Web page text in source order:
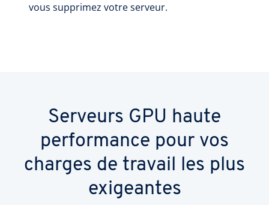
vous supprimez votre serveur.
Serveurs GPU haute
performance pour vos
charges de travail les plus
exigeantes